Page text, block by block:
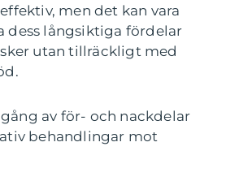
men det kan vara
dess långsiktiga fördelar
utan tillräckligt med
av för- och nackdelar
behandlingar mot